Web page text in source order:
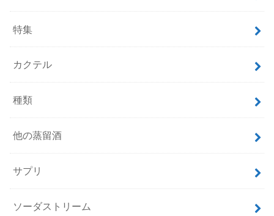
特集
カクテル
種類
他の蒸留酒
サプリ
ソーダストリーム